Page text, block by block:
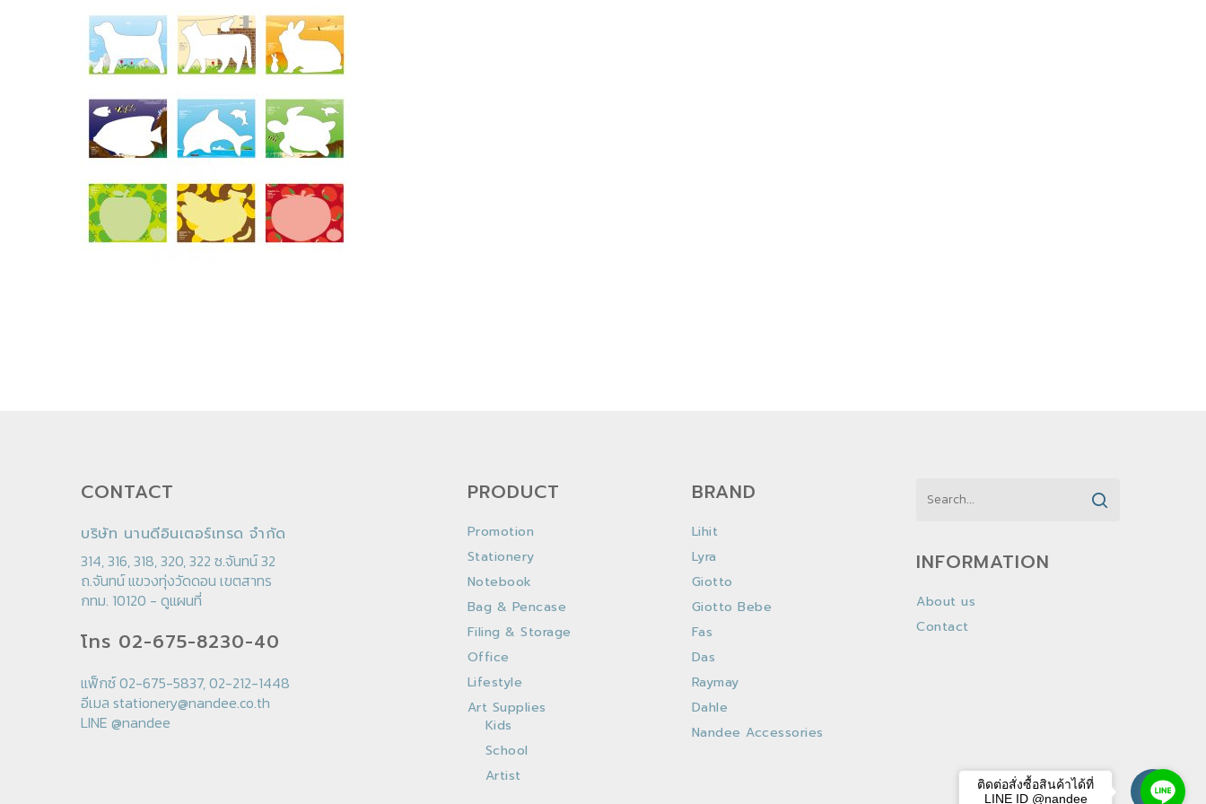
CONTACT
บริษัท นานดีอินเตอร์เทรด จำกัด
314, 316, 318, 320, 322 ซ.จันทน์ 32
ถ.จันทน์ แขวงทุ่งวัดดอน เขตสาทร
กทม. 10120 - ดูแผนที่
โทร 02-675-8230-40
แฟ็กซ์ 02-675-5837, 02-212-1448
อีเมล stationery@nandee.co.th
LINE @nandee
PRODUCT
Promotion
Stationery
Notebook
Bag & Pencase
Filing & Storage
Office
Lifestyle
Art Supplies
Kids
School
Artist
BRAND
Lihit
Lyra
Giotto
Giotto Bebe
Fas
Das
Raymay
Dahle
Nandee Accessories
INFORMATION
About us
Contact
ติดต่อสั่งซื้อสินค้าได้ที่
LINE ID @nandee